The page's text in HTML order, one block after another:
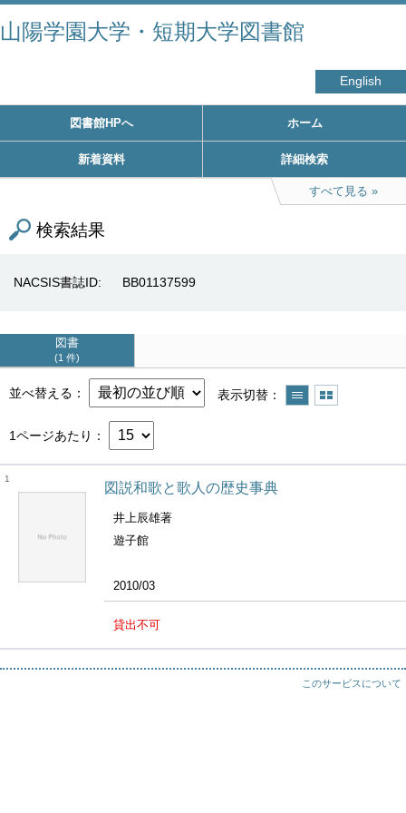
山陽学園大学・短期大学図書館
English
図書館HPへ ホーム
新着資料 詳細検索
すべて見る
検索結果
NACSIS書誌ID BB01137599
図書
1 件
並べ替える 表示切替
1ページあたり
1
図説和歌と歌人の歴史事典
井上辰雄著
遊子館
2010/03
貸出不可
このサービスについて